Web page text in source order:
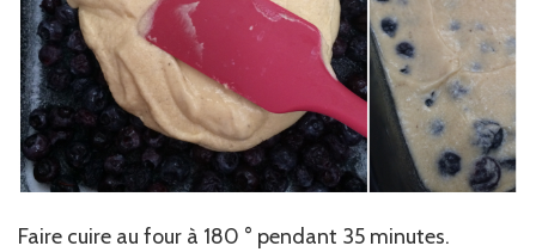
Faire cuire au four à 180 ° pendant 35 minutes.